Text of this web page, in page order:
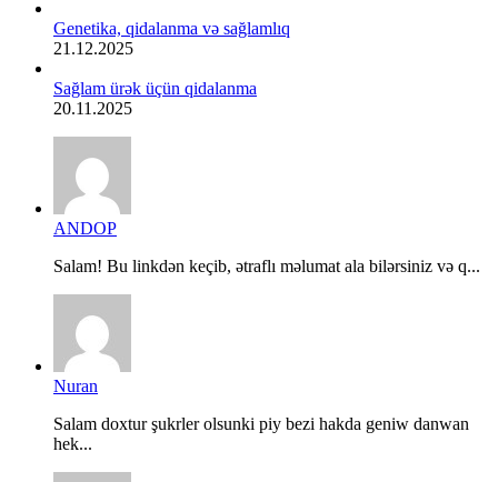
Genetika, qidalanma və sağlamlıq
21.12.2025
Sağlam ürək üçün qidalanma
20.11.2025
ANDOP
Salam! Bu linkdən keçib, ətraflı məlumat ala bilərsiniz və q...
Nuran
Salam doxtur şukrler olsunki piy bezi hakda geniw danwan
hek...